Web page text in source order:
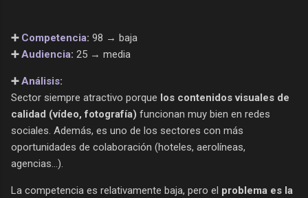
➕ Competencia: 98 → baja
➕Audiencia: 25 → media
➕Análisis:
Sector siempre atractivo porque los contenidos visuales de
calidad (vídeo, fotografía) funcionan muy bien en redes
sociales. Además, es uno de los sectores con más
oportunidades de colaboración (hoteles, aerolíneas,
agencias...).
La competencia es relativamente baja, pero el problema es la